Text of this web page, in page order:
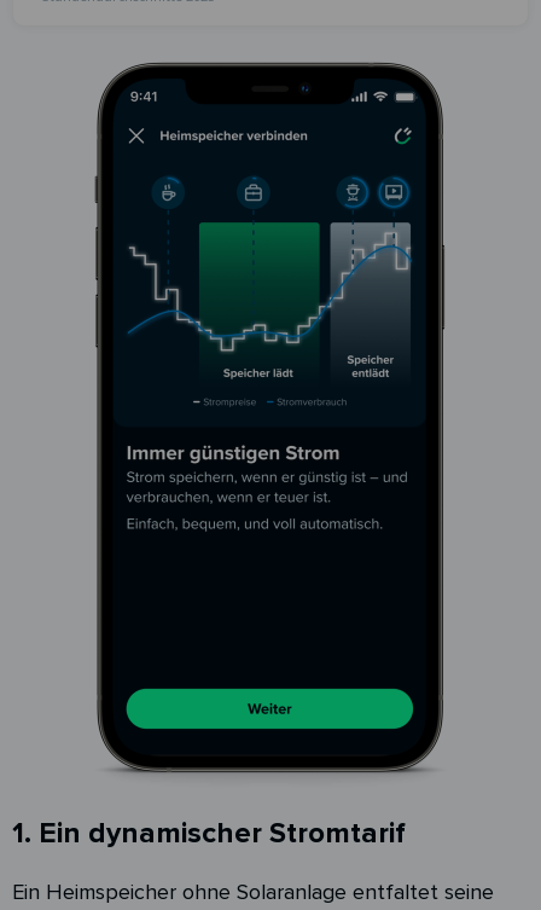
1. Ein dynamischer Stromtarif
Ein Heimspeicher ohne Solaranlage entfaltet seine